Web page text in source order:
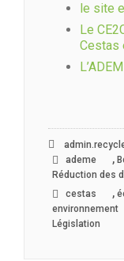
le site
Le
Cestas
ademe
,
Réduction des
cestas
,
environnement
Législation